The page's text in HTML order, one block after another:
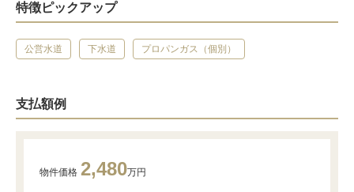
特徴ピックアップ
公営水道 下水道 プロパンガス（個別）
支払額例
物件価格 2,480万円